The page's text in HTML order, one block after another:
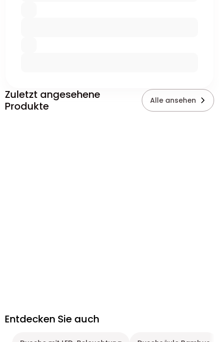
Zuletzt angesehene
Produkte
Alle ansehen
Entdecken Sie auch